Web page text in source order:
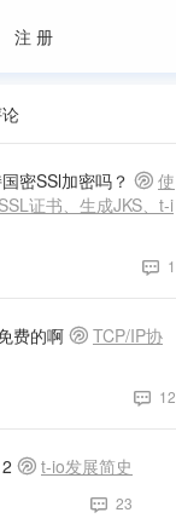
注 册
密SSl加密吗？
使
证书、生成JKS、t-i
1
费的啊
TCP/IP协
12
t-io发展简史
23